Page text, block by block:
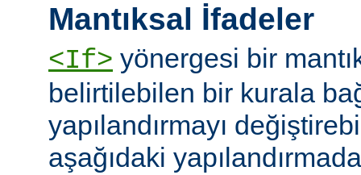
Mantıksal İfadeler
<If> yönergesi bir
belirtilebilen bir kurala
yapılandırmayı
aşağıdaki